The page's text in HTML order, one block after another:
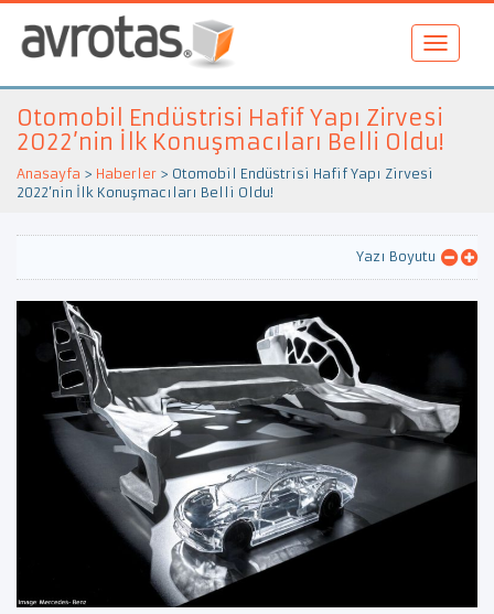
Otomobil Endüstrisi Hafif Yapı Zirvesi
2022’nin İlk Konuşmacıları Belli Oldu!
Anasayfa > Haberler > Otomobil Endüstrisi Hafif Yapı Zirvesi
2022’nin İlk Konuşmacıları Belli Oldu!
Yazı Boyutu